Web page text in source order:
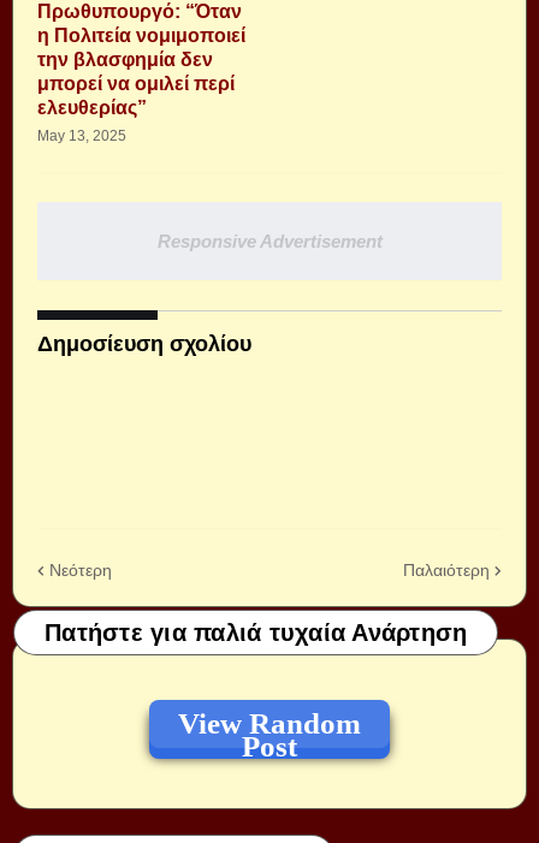
Πρωθυπουργό: “Όταν
η Πολιτεία νομιμοποιεί
την βλασφημία δεν
μπορεί να ομιλεί περί
ελευθερίας”
May 13, 2025
Responsive Advertisement
Δημοσίευση σχολίου
Νεότερη Παλαιότερη
Πατήστε για παλιά τυχαία Ανάρτηση
View Random
Post